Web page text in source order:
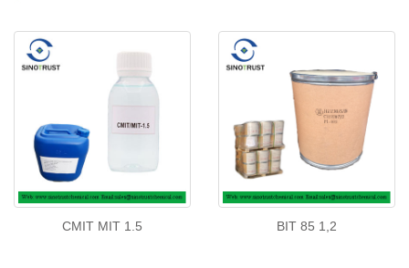
CMIT MIT 1.5 BIT 85 1,2